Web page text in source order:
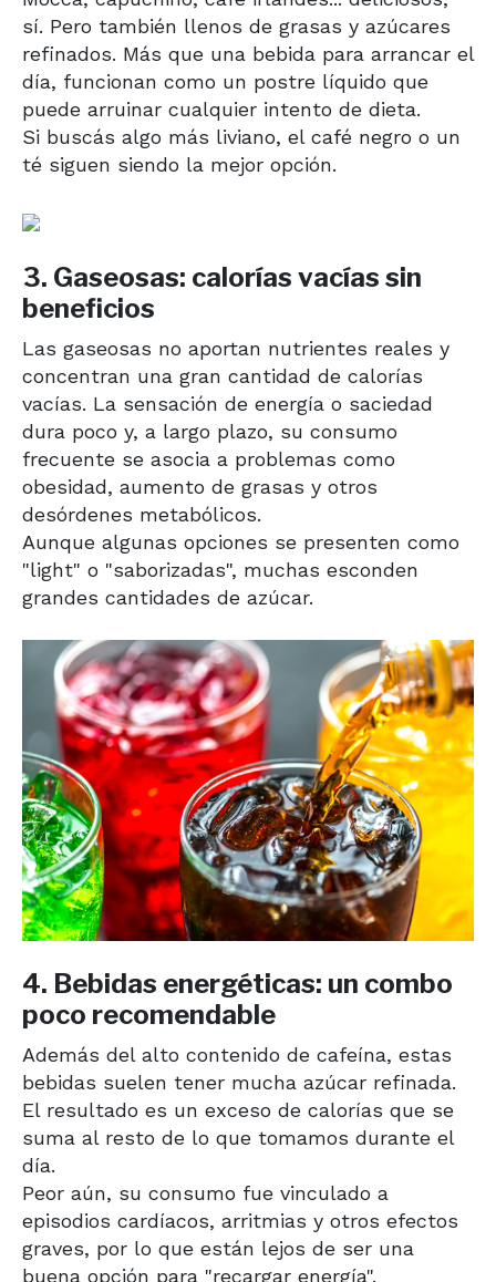
sí. Pero también llenos de grasas y azúcares
refinados. Más que una bebida para arrancar el
día, funcionan como un postre líquido que
puede arruinar cualquier intento de dieta.
Si buscás algo más liviano, el café negro o un
té siguen siendo la mejor opción.
3. Gaseosas: calorías vacías sin
beneficios
Las gaseosas no aportan nutrientes reales y
concentran una gran cantidad de calorías
vacías. La sensación de energía o saciedad
dura poco y, a largo plazo, su consumo
frecuente se asocia a problemas como
obesidad, aumento de grasas y otros
desórdenes metabólicos.
Aunque algunas opciones se presenten como
"light" o "saborizadas", muchas esconden
grandes cantidades de azúcar.
4. Bebidas energéticas: un combo
poco recomendable
Además del alto contenido de cafeína, estas
bebidas suelen tener mucha azúcar refinada.
El resultado es un exceso de calorías que se
suma al resto de lo que tomamos durante el
día.
Peor aún, su consumo fue vinculado a
episodios cardíacos, arritmias y otros efectos
graves, por lo que están lejos de ser una
buena opción para "recargar energía".